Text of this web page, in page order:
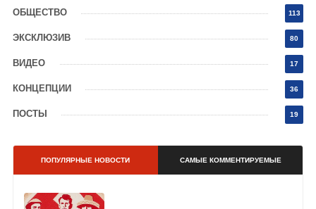
ОБЩЕСТВО 113
ЭКСКЛЮЗИВ 80
ВИДЕО 17
КОНЦЕПЦИИ 36
ПОСТЫ 19
ПОПУЛЯРНЫЕ НОВОСТИ САМЫЕ КОММЕНТИРУЕМЫЕ